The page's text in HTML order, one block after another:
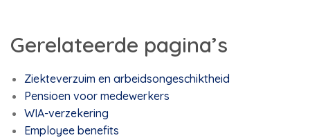
Gerelateerde pagina’s
Ziekteverzuim en arbeidsongeschiktheid
Pensioen voor medewerkers
WIA-verzekering
Employee benefits